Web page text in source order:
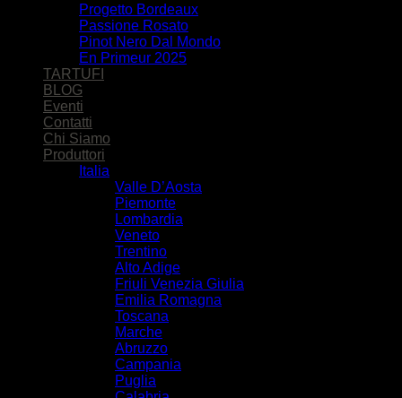
Progetto Bordeaux
Passione Rosato
Pinot Nero Dal Mondo
En Primeur 2025
TARTUFI
BLOG
Eventi
Contatti
Chi Siamo
Produttori
Italia
Valle D’Aosta
Piemonte
Lombardia
Veneto
Trentino
Alto Adige
Friuli Venezia Giulia
Emilia Romagna
Toscana
Marche
Abruzzo
Campania
Puglia